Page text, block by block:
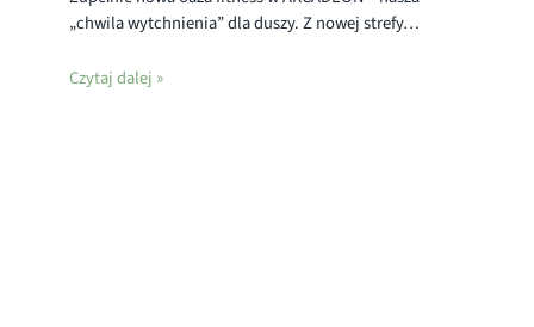
„chwila wytchnienia” dla duszy. Z nowej strefy…
Czytaj dalej »